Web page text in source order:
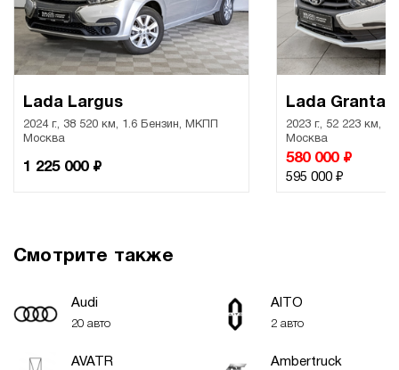
Lada Largus
2024 г., 38 520 км, 1.6 Бензин, МКПП
Москва
1 225 000 ₽
Lada Granta
2023 г., 52 223 км,
Москва
580 000 ₽
595 000 ₽
Смотрите также
Audi
20 авто
AITO
2 авто
AVATR Ambertruck